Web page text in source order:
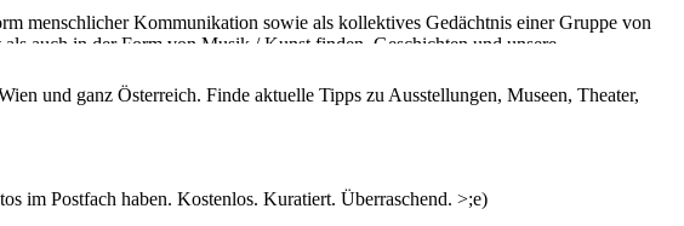
menschlicher Kommunikation sowie als kollektives Gedächtnis einer Gruppe von
auch in der Form von Musik / Kunst finden. Geschichten und unsere
Wie kann man traditionelle Narrative in gegenwärtige Kunstformen
Was wäre das Dringendste, das man in Zeiten von globalen Krisen
Geschichten – Ein Bild
und ganz Österreich. Finde aktuelle Tipps zu Ausstellungen, Museen, Theater,
im Postfach haben. Kostenlos. Kuratiert. Überraschend. >;e)